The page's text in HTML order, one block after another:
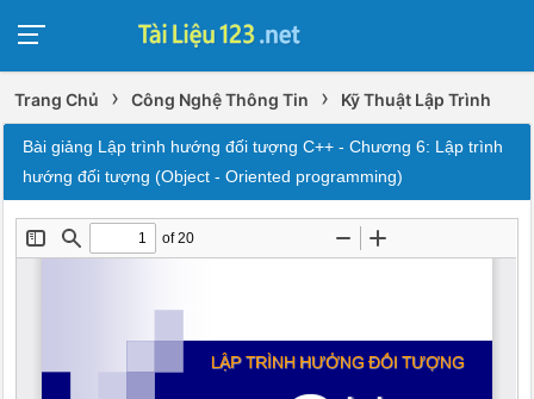
Trang Chủ › Công Nghệ Thông Tin › Kỹ Thuật Lập Trình
Bài giảng Lập trình hướng đối tượng C++ - Chương 6: Lập trình
hướng đối tượng (Object - Oriented programming)